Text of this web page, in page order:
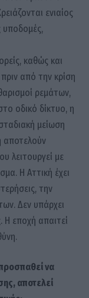
ενιαίος
υποδομές,
καθώς και
από την κρίση
ρεμάτων,
οδικό δίκτυο, η
μείωση
αποτελούν
λειτουργεί με
Η Αττική έχει
την
Δεν υπάρχει
Η εποχή απαιτεί
να
αποτελεί